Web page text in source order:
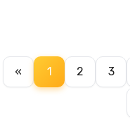
« 1 2 3